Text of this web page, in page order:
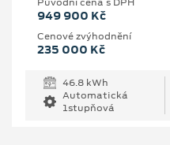
949 900 Kč
Cenové zvýhodnění
235 000 Kč
46.8 kWh
Automatická
1stupňová